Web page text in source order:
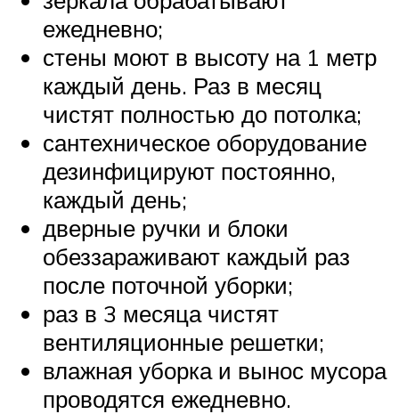
ежедневно;
стены моют в высоту на 1 метр
каждый день. Раз в месяц
чистят полностью до потолка;
сантехническое оборудование
дезинфицируют постоянно,
каждый день;
дверные ручки и блоки
обеззараживают каждый раз
после поточной уборки;
раз в 3 месяца чистят
вентиляционные решетки;
влажная уборка и вынос мусора
проводятся ежедневно.